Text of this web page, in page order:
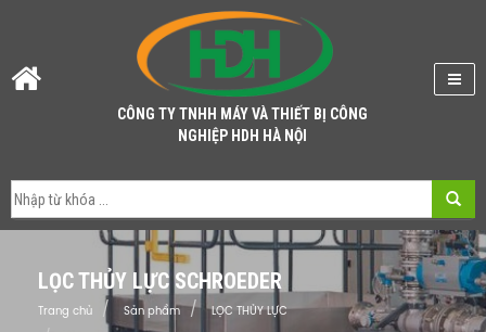
CÔNG TY TNHH MÁY VÀ THIẾT BỊ CÔNG
NGHIỆP HDH HÀ NỘI
LỌC THỦY LỰC SCHROEDER
Trang chủ Sản phẩm LỌC THỦY LỰC